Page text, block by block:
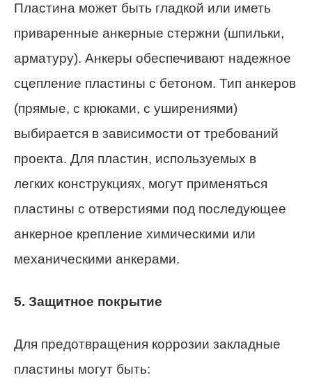
Пластина может быть гладкой или иметь
приваренные анкерные стержни (шпильки,
арматуру). Анкеры обеспечивают надежное
сцепление пластины с бетоном. Тип анкеров
(прямые, с крюками, с уширениями)
выбирается в зависимости от требований
проекта. Для пластин, используемых в
легких конструкциях, могут применяться
пластины с отверстиями под последующее
анкерное крепление химическими или
механическими анкерами.
5. Защитное покрытие
Для предотвращения коррозии закладные
пластины могут быть: